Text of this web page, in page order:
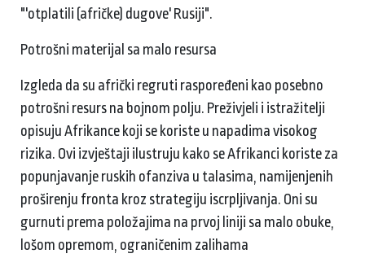
"'otplatili (afričke) dugove' Rusiji".
Potrošni materijal sa malo resursa
Izgleda da su afrički regruti raspoređeni kao posebno
potrošni resurs na bojnom polju. Preživjeli i istražitelji
opisuju Afrikance koji se koriste u napadima visokog
rizika. Ovi izvještaji ilustruju kako se Afrikanci koriste za
popunjavanje ruskih ofanziva u talasima, namijenjenih
proširenju fronta kroz strategiju iscrpljivanja. Oni su
gurnuti prema položajima na prvoj liniji sa malo obuke,
lošom opremom, ograničenim zalihama